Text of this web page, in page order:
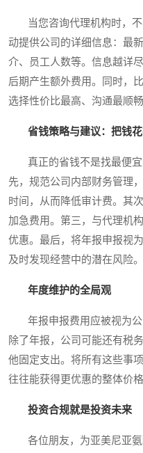
当您咨询代理机构时，不
动提供公司的详细信息：最
介、员工人数等。信息越详
后期产生额外费用。同时，
选择性价比最高、沟通最顺畅
省钱策略与建议：把钱
真正的省钱不是找最便宜
先，规范公司内部财务管理
时间，从而降低审计费。其
加急费用。第三，与代理机
优惠。最后，将年报申报视
及时发现经营中的潜在风险。
年度维护的全局观
年报申报费用应被视为公
除了年报，公司可能还有税
他固定支出。将所有这些事
往往能获得更优惠的整体价
投资合规就是投资未来
各位朋友，为亚美尼亚氨